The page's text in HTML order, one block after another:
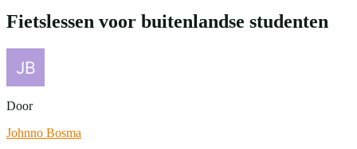
Fietslessen voor buitenlandse studenten
Door
Johnno Bosma